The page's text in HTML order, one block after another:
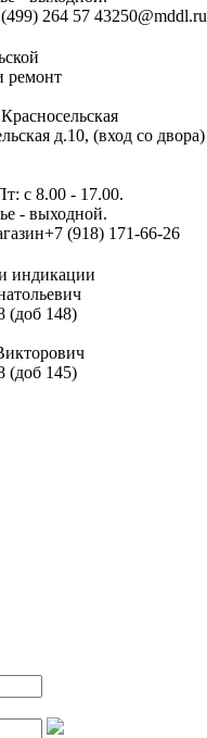
264 57 43250@mddl.ru
ремонт
д.10, (вход со двора)
с 8.00 - 17.00.
- выходной.
+7 (918) 171-66-26
индикации
(доб 148)
(доб 145)